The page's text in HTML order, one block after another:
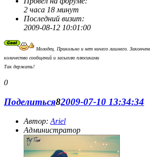
2 часа 18 минут
Последний визит:
2009-08-12 10:01:00
Молодец. Прикольно и нет ничего лишнего.
количество сообщений и засыплю плюсиками
Так держать!
0
Поделиться82009-07-10 13:34:34
Автор: Ariel
Администратор